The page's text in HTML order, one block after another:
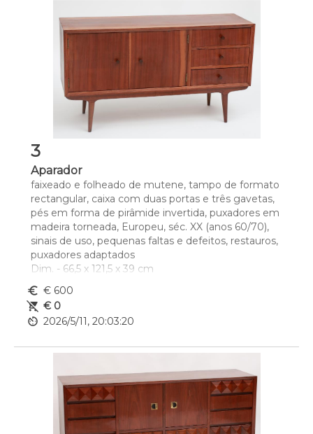
3
Aparador
faixeado e folheado de mutene, tampo de formato
rectangular, caixa com duas portas e três gavetas,
pés em forma de pirâmide invertida, puxadores em
madeira torneada, Europeu, séc. XX (anos 60/70),
sinais de uso, pequenas faltas e defeitos, restauros,
puxadores adaptados
Dim. - 66,5 x 121,5 x 39 cm
euro_symbol € 600
remove_shopping_cart € 0
av_timer 2026/5/11, 20:03:20